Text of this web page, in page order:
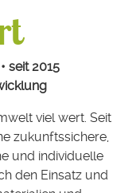
seit 2015
viel wert. Seit
zukunftssichere,
und individuelle
den Einsatz und